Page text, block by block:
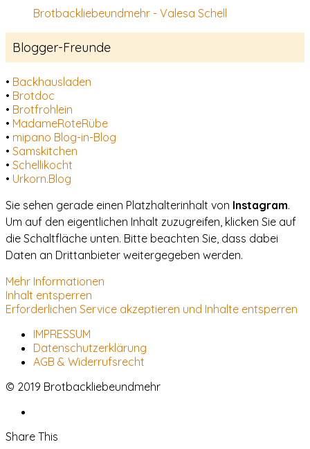
Brotbackliebeundmehr - Valesa Schell
Blogger-Freunde
• Backhausladen
• Brotdoc
• Brotfrohlein
• MadameRoteRübe
• mipano Blog-in-Blog
• Samskitchen
• Schellikocht
• Urkorn.Blog
Sie sehen gerade einen Platzhalterinhalt von Instagram.
Um auf den eigentlichen Inhalt zuzugreifen, klicken Sie auf
die Schaltfläche unten. Bitte beachten Sie, dass dabei
Daten an Drittanbieter weitergegeben werden.
Mehr Informationen
Inhalt entsperren
Erforderlichen Service akzeptieren und Inhalte entsperren
IMPRESSUM
Datenschutzerklärung
AGB & Widerrufsrecht
© 2019 Brotbackliebeundmehr
Share This